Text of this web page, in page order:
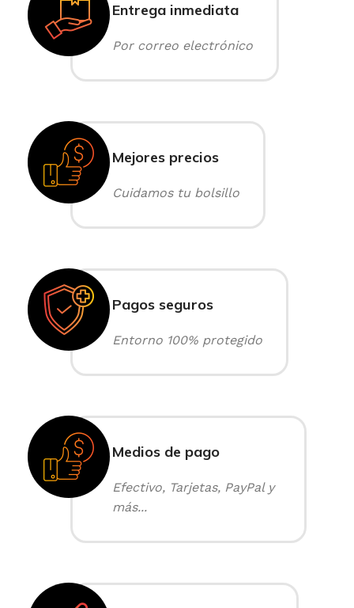
Entrega inmediata
Por correo electrónico
Mejores precios
Cuidamos tu bolsillo
Pagos seguros
Entorno 100% protegido
Medios de pago
Efectivo, Tarjetas, PayPal y
más...